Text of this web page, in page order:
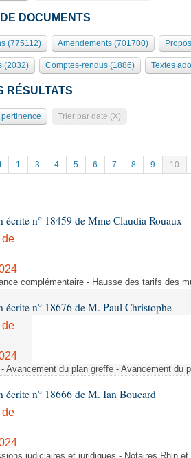
DOCUMENTS
(775112) Amendements (701700)
(2032) Comptes-rendus (1886) Textes
RÉSULTATS
Trier par date (X)
1 3 4 5 6 7 8 9 10
écrite n° 18459 de Mme Claudia Rouaux
de
complémentaire - Hausse des tarifs des
écrite n° 18676 de M. Paul Christophe
de
Avancement du plan greffe - Avancement du
écrite n° 18666 de M. Ian Boucard
de
judiciaires et juridiques - Notaires Rhin